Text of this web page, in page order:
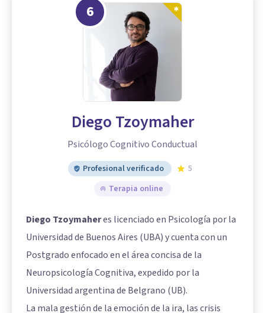
6
Diego Tzoymaher
Psicólogo Cognitivo Conductual
Profesional verificado
5
Terapia online
Diego Tzoymaheres licenciado en Psicología por la
Universidad de Buenos Aires (UBA) y cuenta con un
Postgrado enfocado en el área concisa de la
Neuropsicología Cognitiva, expedido por la
Universidad argentina de Belgrano (UB).
La mala gestión de la emoción de la ira, las crisis